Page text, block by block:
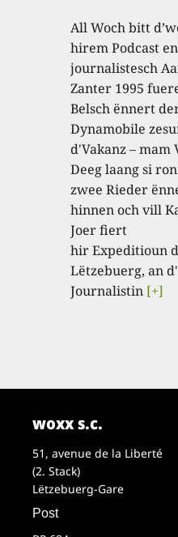
All Woch bitt
hirem Podcast
journalistesch
Zanter 1995
Belsch ënnert
Dynamobile
d'Vakanz – mam
Deeg laang si
zwee Rieder
hinnen och vill
Joer fiert
hir Expeditioun
Lëtzebuerg, an
Journalistin [+]
woxx s.c.
51, avenue de la Liberté
(2. Stack)
Lëtzebuerg-Gare
Post